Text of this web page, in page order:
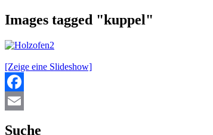
Images tagged "kuppel"
[Zeige eine Slideshow]
Facebook
Suche